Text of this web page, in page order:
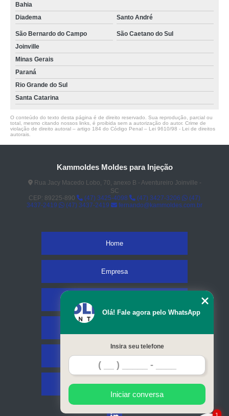
Bahia
Diadema
Santo André
São Bernardo do Campo
São Caetano do Sul
Joinville
Minas Gerais
Paraná
Rio Grande do Sul
Santa Catarina
O conteúdo do texto desta página é de direito reservado. Sua reprodução, parcial ou
total, mesmo citando nossos links, é proibida sem a autorização do autor. Crime de
violação de direito autoral – artigo 184 do Código Penal – Lei 9610/98 - Lei de direitos
autorais
Kammoldes Moldes para Injeção
Rua Jacy Macedo Lobo, 70, anexo B - Aventureiro Joinville -
SC
CEP: 89225-890
(47) 3425-4098 (47) 3427-3206
(47)
3437-2419
(47) 3437-2419 fernando@kammoldes.com.br
Home
Empresa
Contato
Mapa do site
Olá! Fale agora pelo WhatsApp
Insira seu telefone
Iniciar conversa